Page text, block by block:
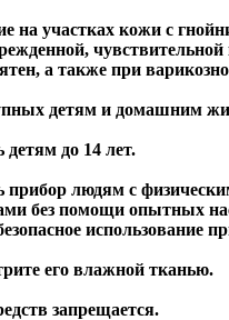
на участках кожи с
а также при
детям и домашним
детям до 14 лет.
прибор людям с
без помощи опытных
использование
его влажной тканью.
запрещается.